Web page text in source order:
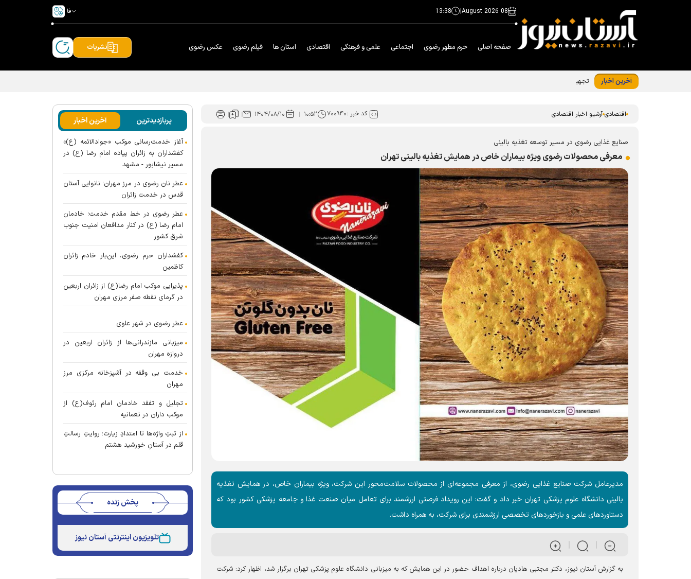
08 August 2026
|
13:38 فا
صفحه اصلی حرم مطهر رضوی اجتماعی علمی و فرهنگی اقتصادی استان ها فیلم رضوی عکس رضوی نشریات
آخرین اخبار تجهیزات نوین خط تولید شرکت کمباین سازی ایران رونمایی شد
اقتصادی آرشیو اخبار اقتصادی کد خبر :۷۰۰۹۴۰ ۱۰:۵۲ ۱۴۰۴/۰۸/۱۰
صنایع غذایی رضوی در مسیر توسعه تغذیه بالینی
معرفی محصولات رضوی ویژه بیماران خاص در همایش تغذیه بالینی تهران
مدیرعامل شرکت صنایع غذایی رضوی، از معرفی مجموعه‌ای از محصولات سلامت‌محور این شرکت، ویژه بیماران خاص، در همایش تغذیه
بالینی دانشگاه علوم پزشکی تهران خبر داد و گفت: این رویداد فرصتی ارزشمند برای تعامل میان صنعت غذا و جامعه پزشکی کشور بود که
دستاوردهای علمی و بازخوردهای تخصصی ارزشمندی برای شرکت، به همراه داشت.
به گزارش آستان نیوز، دکتر مجتبی هادیان درباره اهداف حضور در این همایش که به میزبانی دانشگاه علوم پزشکی تهران برگزار شد، اظهار کرد: شرکت
پربازدیدترین آخرین اخبار
آغاز خدمت‌رسانی موکب «جوادالائمه (ع)»
کفشداران به زائران پیاده امام رضا (ع) در
مسیر نیشابور - مشهد
عطر نان رضوی در مرز مهران؛ نانوایی آستان
قدس در خدمت زائران
عطر رضوی در خط مقدم خدمت؛ خادمان
امام رضا (ع) در کنار مدافعان امنیت جنوب
شرق کشور
کفشداران حرم رضوی، این‌بار خادم زائران
کاظمین
پذیرایی موکب امام رضا(ع) از زائران اربعین
در گرمای نقطه صفر مرزی مهران
عطر رضوی در شهر علوی
میزبانی مازندرانی‌ها از زائران اربعین در
دروازه مهران
خدمت بی وقفه در آشپزخانه مرکزی مرز
مهران
تجلیل و تفقد خادمان امام رئوف(ع) از
موکب داران در نعمانیه
از ثبتِ واژه‌ها تا امتدادِ زیارت؛ روایتِ رسالتِ
قلم در آستانِ خورشید هشتم
پخش زنده
تلویزیون اینترنتی آستان نیوز